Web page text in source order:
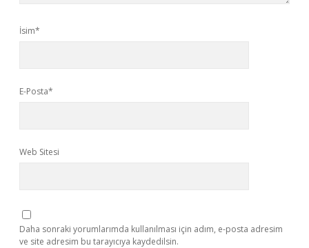
İsim*
E-Posta*
Web Sitesi
Daha sonraki yorumlarımda kullanılması için adım, e-posta adresim
ve site adresim bu tarayıcıya kaydedilsin.